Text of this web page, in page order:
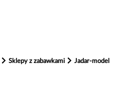
Sklepy z zabawkami
Jadar-model